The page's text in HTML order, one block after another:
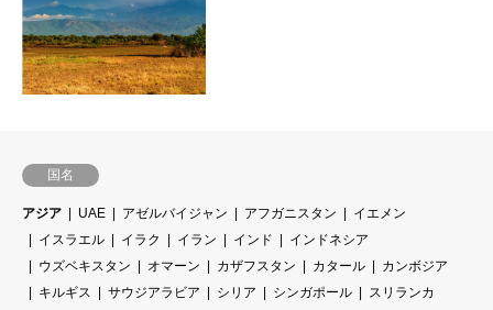
国名
アジア UAE アゼルバイジャン アフガニスタン
イエメン
イスラエル
イラク イラン インド
インドネシア
ウズベキスタン
オマーン カザフスタン カタール
カンボジア
キルギス
サウジアラビア シリア シンガポール
スリランカ